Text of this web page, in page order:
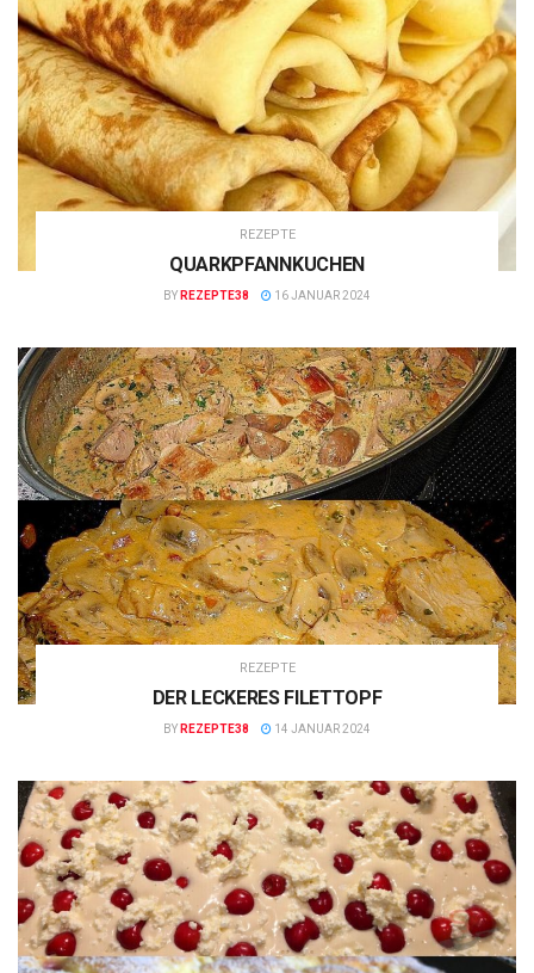
REZEPTE
QUARKPFANNKUCHEN
BY REZEPTE38 16 JANUAR 2024
REZEPTE
DER LECKERES FILETTOPF
BY REZEPTE38 14 JANUAR 2024